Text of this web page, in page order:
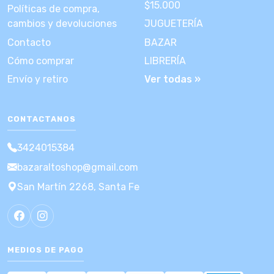
Políticas de compra,
cambios y devoluciones
Contacto
Cómo comprar
Envío y retiro
$15.000
JUGUETERÍA
BAZAR
LIBRERÍA
Ver todas »
CONTACTANOS
3424015384
bazaraltoshop@gmail.com
San Martín 2268, Santa Fe
MEDIOS DE PAGO